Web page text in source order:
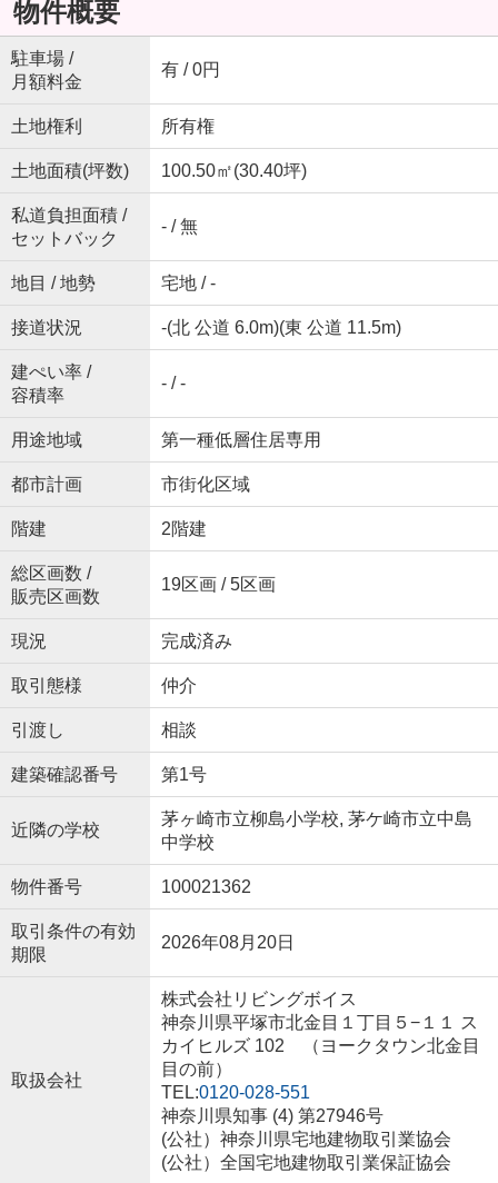
物件概要
駐車場 /
月額料金
有 / 0円
土地権利 所有権
土地面積(坪数) 100.50㎡(30.40坪)
私道負担面積 /
セットバック
- / 無
地目 / 地勢 宅地 / -
接道状況 -(北 公道 6.0m)(東 公道 11.5m)
建ぺい率 /
容積率
- / -
用途地域 第一種低層住居専用
都市計画 市街化区域
階建 2階建
総区画数 /
販売区画数
19区画 / 5区画
現況 完成済み
取引態様 仲介
引渡し 相談
建築確認番号 第1号
近隣の学校
茅ヶ崎市立柳島小学校, 茅ケ崎市立中島
中学校
物件番号 100021362
取引条件の有効
期限
2026年08月20日
取扱会社
株式会社リビングボイス
神奈川県平塚市北金目１丁目５−１１ ス
カイヒルズ 102 （ヨークタウン北金目
目の前）
TEL:0120-028-551
神奈川県知事 (4) 第27946号
(公社）神奈川県宅地建物取引業協会
(公社）全国宅地建物取引業保証協会